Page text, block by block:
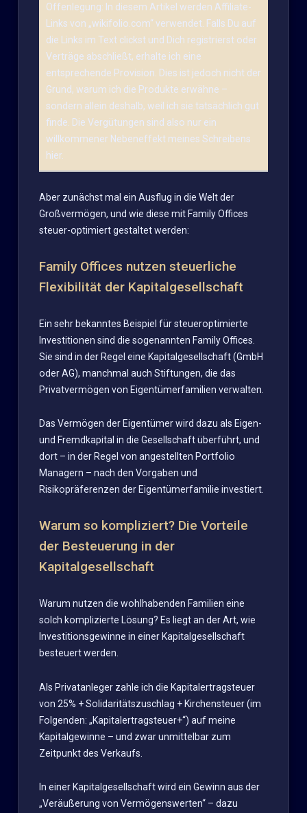
Offenlegung: In diesem Artikel werden Affiliate-
Links von „wikifolio.com“ verwendet. Falls Du auf
die Links im Text clickst und Dich registrierst oder
Verträge abschließt, erhalte ich eine
entsprechende Provision. Dies ist jedoch nicht der
Grund, warum ich die Produkte erwähne –
sondern allein deshalb, weil ich sie tatsächlich gut
finde. Die Vergütungen sind also nur ein
willkommener Nebeneffekt meines Schreibens
hier.
Aber zunächst mal ein Ausflug in die Welt der
Großvermögen, und wie diese mit Family Offices
steuer-optimiert gestaltet werden:
Family Offices nutzen steuerliche
Flexibilität der Kapitalgesellschaft
Ein sehr bekanntes Beispiel für steueroptimierte
Investitionen sind die sogenannten Family Offices.
Sie sind in der Regel eine Kapitalgesellschaft (GmbH
oder AG), manchmal auch Stiftungen, die das
Privatvermögen von Eigentümerfamilien verwalten.
Das Vermögen der Eigentümer wird dazu als Eigen-
und Fremdkapital in die Gesellschaft überführt, und
dort – in der Regel von angestellten Portfolio
Managern – nach den Vorgaben und
Risikopräferenzen der Eigentümerfamilie investiert.
Warum so kompliziert? Die Vorteile
der Besteuerung in der
Kapitalgesellschaft
Warum nutzen die wohlhabenden Familien eine
solch komplizierte Lösung? Es liegt an der Art, wie
Investitionsgewinne in einer Kapitalgesellschaft
besteuert werden.
Als Privatanleger zahle ich die Kapitalertragsteuer
von 25% + Solidaritätszuschlag + Kirchensteuer (im
Folgenden: „Kapitalertragsteuer+“) auf meine
Kapitalgewinne – und zwar unmittelbar zum
Zeitpunkt des Verkaufs.
In einer Kapitalgesellschaft wird ein Gewinn aus der
„Veräußerung von Vermögenswerten“ – dazu